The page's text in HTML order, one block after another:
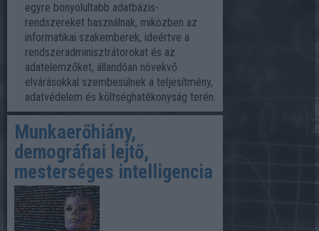
egyre bonyolultabb adatbázis-
rendszereket használnak, miközben az
informatikai szakemberek, ideértve a
rendszeradminisztrátorokat és az
adatelemzőket, állandóan növekvő
elvárásokkal szembesülnek a teljesítmény,
adatvédelem és költséghatékonyság terén.
Munkaerőhiány,
demográfiai lejtő,
mesterséges intelligencia